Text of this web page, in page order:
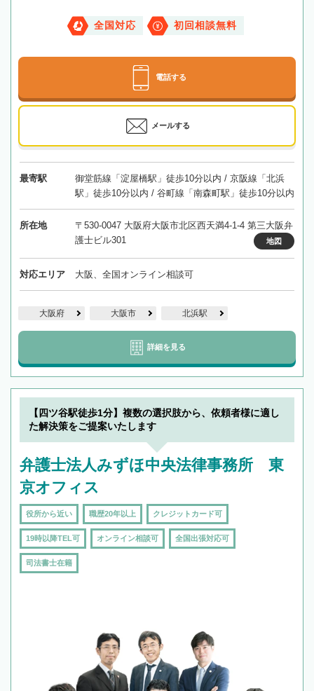
全国対応 初回相談無料
電話する
メールする
最寄駅
御堂筋線「淀屋橋駅」徒歩10分以内 / 京阪線「北浜
駅」徒歩10分以内 / 谷町線「南森町駅」徒歩10分以内
所在地
〒530-0047 大阪府大阪市北区西天満4-1-4 第三大阪弁
護士ビル301
地図
対応エリア 大阪、全国オンライン相談可
大阪府 大阪市 北浜駅
詳細を見る
【四ツ谷駅徒歩1分】複数の選択肢から、依頼者様に適し
た解決策をご提案いたします
弁護士法人みずほ中央法律事務所 東
京オフィス
役所から近い 職歴20年以上 クレジットカード可
19時以降TEL可 オンライン相談可 全国出張対応可
司法書士在籍